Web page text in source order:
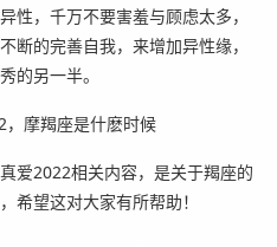
性，千万不要害羞与顾虑太多，
断的完善自我，来增加异性缘，
的另一半。
爱2022相关内容，是关于羯座的
希望这对大家有所帮助！